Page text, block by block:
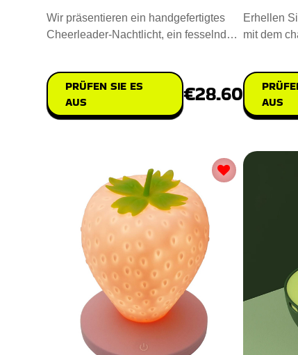
Wir präsentieren ein handgefertigtes
Cheerleader-Nachtlicht, ein fesselndes
PRÜFEN SIE ES
AUS
€28.60
Erhellen
mit dem
AUS